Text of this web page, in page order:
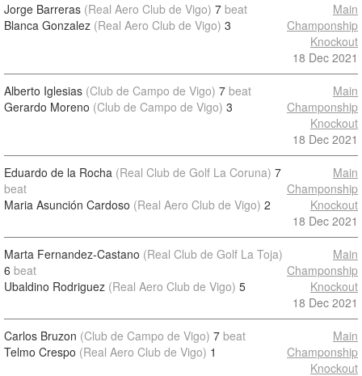
Jorge Barreras (Real Aero Club de Vigo) 7 beat
Blanca Gonzalez (Real Aero Club de Vigo) 3
Main
Champonship
Knockout
18 Dec 2021
Alberto Iglesias (Club de Campo de Vigo) 7 beat
Gerardo Moreno (Club de Campo de Vigo) 3
Main
Champonship
Knockout
18 Dec 2021
Eduardo de la Rocha (Real Club de Golf La Coruna) 7
beat
Maria Asunción Cardoso (Real Aero Club de Vigo) 2
Main
Champonship
Knockout
18 Dec 2021
Marta Fernandez-Castano (Real Club de Golf La Toja)
6 beat
Ubaldino Rodriguez (Real Aero Club de Vigo) 5
Main
Champonship
Knockout
18 Dec 2021
Carlos Bruzon (Club de Campo de Vigo) 7 beat
Telmo Crespo (Real Aero Club de Vigo) 1
Main
Champonship
Knockout